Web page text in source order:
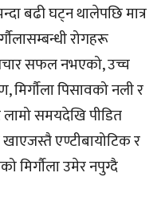
बढी घट्न थालेपछि मात्र
रोगहरू
सफल नभएको, उच्च
पिसावको नली र
समयदेखि पीडित
एण्टीबायोटिक र
मिर्गौला उमेर नपुग्दै